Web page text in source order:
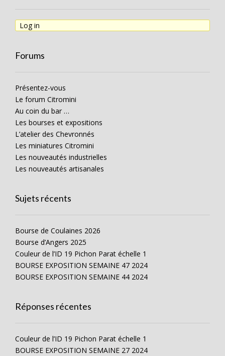
Log in
Forums
Présentez-vous
Le forum Citromini
Au coin du bar …
Les bourses et expositions
L’atelier des Chevronnés
Les miniatures Citromini
Les nouveautés industrielles
Les nouveautés artisanales
Sujets récents
Bourse de Coulaines 2026
Bourse d’Angers 2025
Couleur de l’ID 19 Pichon Parat échelle 1
BOURSE EXPOSITION SEMAINE 47 2024
BOURSE EXPOSITION SEMAINE 44 2024
Réponses récentes
Couleur de l’ID 19 Pichon Parat échelle 1
BOURSE EXPOSITION SEMAINE 27 2024